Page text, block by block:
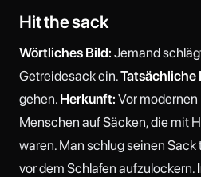
Hit the sack
Wörtliches Bild: Jemand
Getreidesack ein.Tatsächliche
gehen. Herkunft: Vor
Menschen auf Säcken, die mit
waren. Man schlug seinen
vor dem Schlafen aufzulockern.